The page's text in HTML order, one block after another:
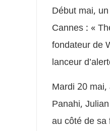
Début mai,
Cannes : «
fondateur de
lanceur
Mardi 20
Panahi,
au côté de